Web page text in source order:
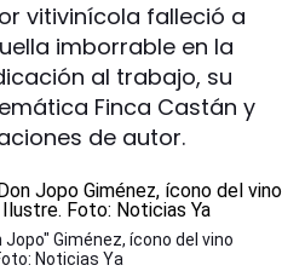
vitivinícola falleció a
imborrable en la
al trabajo, su
Finca Castán y
de autor.
Giménez, ícono del vino
Noticias Ya